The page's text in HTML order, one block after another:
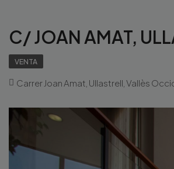
C/ JOAN AMAT,
VENTA
Carrer Joan Amat, Ullastrell, Vallès